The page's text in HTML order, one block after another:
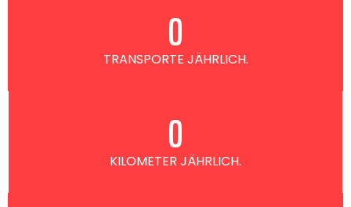
TRANSPORTE JÄHRLICH.
0
KILOMETER JÄHRLICH.
0